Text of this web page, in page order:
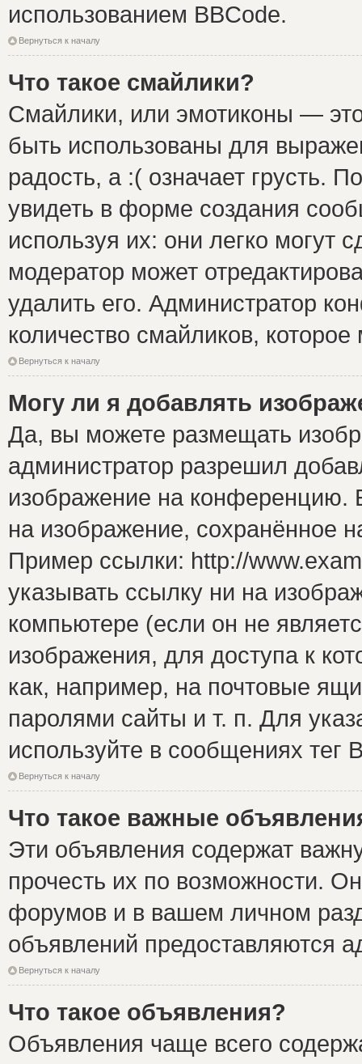
использованием BBCode.
Вернуться к началу
Что такое смайлики?
Смайлики, или эмотиконы —
быть использованы для
радость, а :( означает грусть.
увидеть в форме создания
используя их: они легко могут
модератор может
удалить его. Администратор
количество смайликов,
Вернуться к началу
Могу ли я добавлять
Да, вы можете размещать
администратор разрешил
изображение на конференцию.
на изображение, сохранённое
Пример ссылки: http://
указывать ссылку ни на
компьютере (если он не
изображения, для доступа к
как, например, на почтовые
паролями сайты и т. п. Для
используйте в сообщениях тег
Вернуться к началу
Что такое важные
Эти объявления содержат
прочесть их по возможности.
форумов и в вашем личном
объявлений предоставляются
Вернуться к началу
Что такое объявления?
Объявления чаще всего